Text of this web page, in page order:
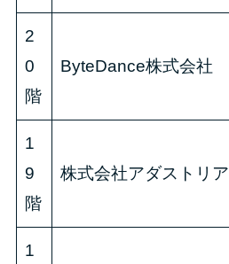
2
0
階
ByteDance株式会社
1
9
階
株式会社アダストリア
1